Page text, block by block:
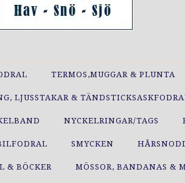
TERMOS,MUGGAR & PLUNTA
LJUSSTAKAR &
NYCKELRINGAR/TAGS
SMYCKEN
& BÖCKER MÖSSOR, BANDANAS &